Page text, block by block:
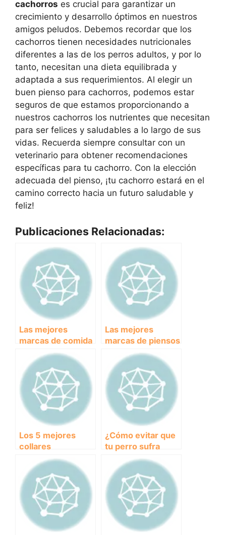
cachorros es crucial para garantizar un
crecimiento y desarrollo óptimos en nuestros
amigos peludos. Debemos recordar que los
cachorros tienen necesidades nutricionales
diferentes a las de los perros adultos, y por lo
tanto, necesitan una dieta equilibrada y
adaptada a sus requerimientos. Al elegir un
buen pienso para cachorros, podemos estar
seguros de que estamos proporcionando a
nuestros cachorros los nutrientes que necesitan
para ser felices y saludables a lo largo de sus
vidas. Recuerda siempre consultar con un
veterinario para obtener recomendaciones
específicas para tu cachorro. Con la elección
adecuada del pienso, ¡tu cachorro estará en el
camino correcto hacia un futuro saludable y
feliz!
Publicaciones Relacionadas:
Las mejores
marcas de comida
para perros: guía
completa para
asegurar una
alimentación
saludable
Las mejores
marcas de piensos
para perros
españolas: calidad
y sabor
garantizados.
Los 5 mejores
collares
antiparasitarios
para perros en el
2020: encuentra
el más efectivo y
seguro para
proteger a tu
mascota.
¿Cómo evitar que
tu perro sufra
calambres con el
collar adecuado?